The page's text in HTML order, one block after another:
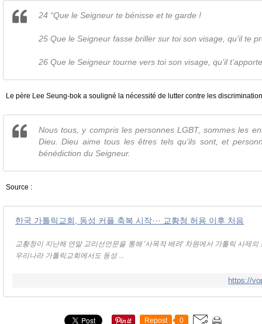
24 “Que le Seigneur te bénisse et te garde !
25 Que le Seigneur fasse briller sur toi son visage, qu’il te
26 Que le Seigneur tourne vers toi son visage, qu’il
Le père Lee Seung-bok a souligné la nécessité de lutter contre les
Nous tous, y compris les personnes LGBT, sommes les
Dieu. Dieu aime tous les êtres tels qu’ils sont, et
bénédiction du Seigneur.
Source :
한국 가톨릭교회, 동성 커플 축복 시작··· 교황청 허용 이후 처음
교황청이 지난해 연말 교리선언문을 통해 '사목적 배려' 차원에서 가톨릭 사제
우리나라 가톨릭교회에서도 동성 ...
https://
Repost 0